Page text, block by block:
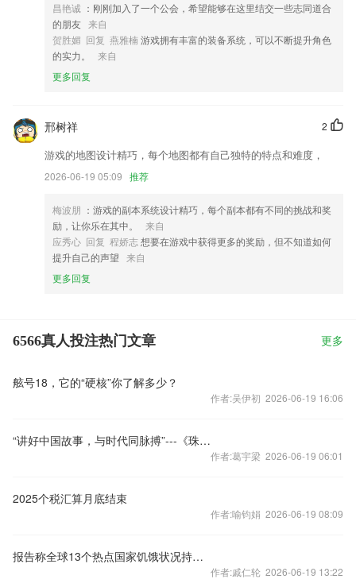
昌艳诚 ：刚刚加入了一个公会，希望能够在这里结交一些志同道合
的朋友 来自
贺胜媚 回复 燕雅楠 游戏拥有丰富的装备系统，可以不断提升角色
的实力。
来自
更多回复
2
邢树祥
游戏的地图设计精巧，每个地图都有自己独特的特点和难度，
2026-06-19 05:09 推荐
梅波朋 ：游戏的副本系统设计精巧，每个副本都有不同的挑战和奖
励，让你乐在其中。
来自
应秀心 回复 程娇志想要在游戏中获得更多的奖励，但不知道如何
提升自己的声望 来自
更多回复
6566真人投注热门文章 更多
舷号18，它的“硬核”你了解多少？
作者:吴伊初 2026-06-19 16:06
“讲好中国故事，与时代同脉搏”---《珠山记忆》首发式
作者:葛宇梁 2026-06-19 06:01
2025个税汇算月底结束
作者:喻钧娟 2026-06-19 08:09
报告称全球13个热点国家饥饿状况持续恶化
作者:戚仁轮 2026-06-19 13:22